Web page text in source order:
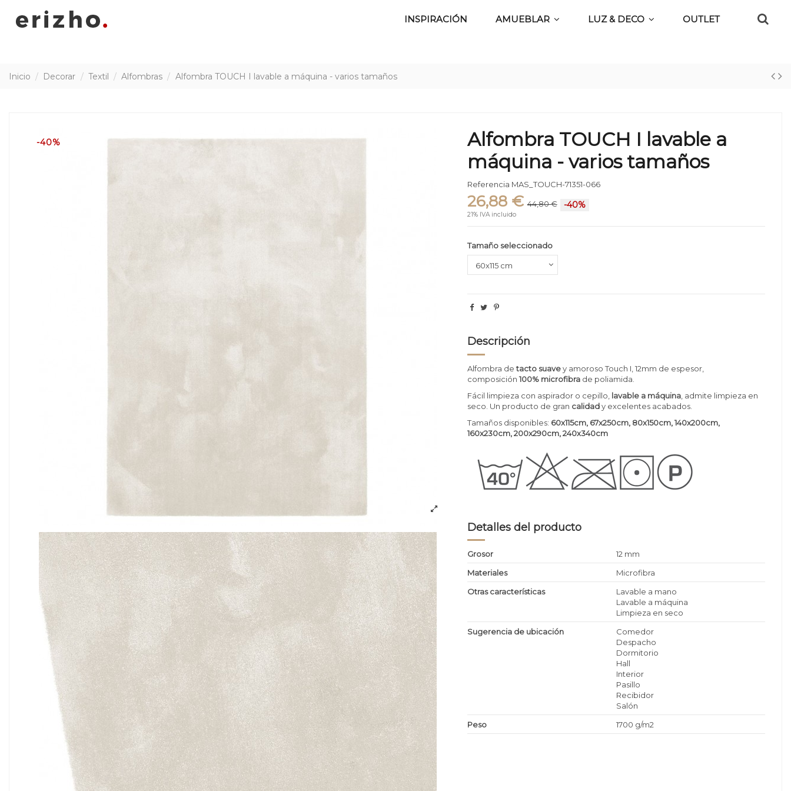
INSPIRACIÓN AMUEBLAR LUZ & DECO OUTLET
Inicio Decorar Textil Alfombras Alfombra TOUCH I lavable a máquina - varios tamaños
-40%
Alfombra TOUCH I lavable a
máquina - varios tamaños
Referencia MAS_TOUCH-71351-066
26,88 € 44,80 € -40%
21% IVA incluido
Tamaño seleccionado
Descripción
Alfombra detacto suavey amoroso Touch I, 12mm de espesor,
composición 100% microfibra de poliamida.
Fácil limpieza con aspirador o cepillo, lavable a máquina , admite limpieza en
seco. Un producto de gran calidady excelentes acabados.
Tamaños disponibles: 60x115cm, 67x250cm, 80x150cm, 140x200cm,
160x230cm, 200x290cm, 240x340cm
Detalles del producto
Grosor
12 mm
Materiales
Microfibra
Otras características
Lavable a mano
Lavable a máquina
Limpieza en seco
Sugerencia de ubicación
Comedor
Despacho
Dormitorio
Hall
Interior
Pasillo
Recibidor
Salón
Peso
1700 g/m2